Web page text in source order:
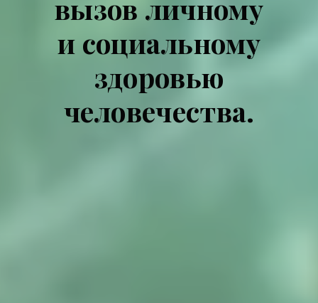
вызов личному
и социальному
здоровью
человечества.